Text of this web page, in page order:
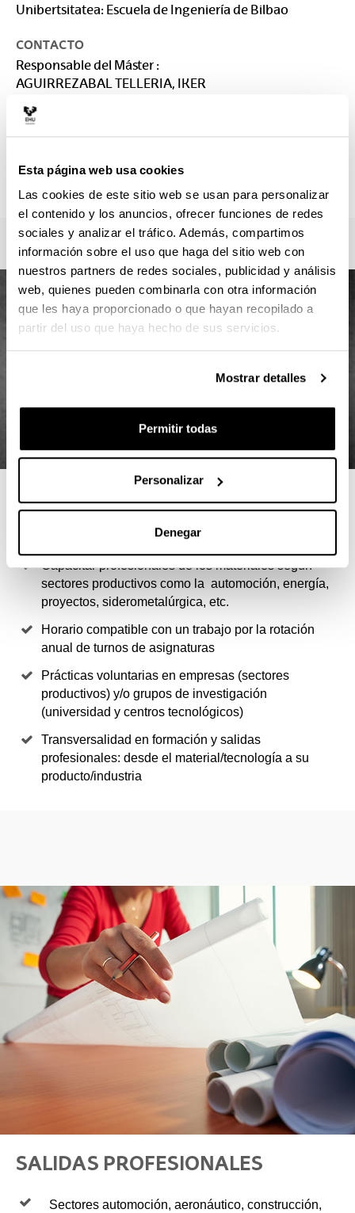
Esta página web usa cookies
Las cookies de este sitio web se usan para personalizar
el contenido y los anuncios, ofrecer funciones de redes
sociales y analizar el tráfico. Además, compartimos
información sobre el uso que haga del sitio web con
nuestros partners de redes sociales, publicidad y análisis
web, quienes pueden combinarla con otra información
que les haya proporcionado o que hayan recopilado a
partir del uso que haya hecho de sus servicios.
Mostrar detalles
Permitir todas
Personalizar
Denegar
Unibertsitatea: Escuela de Ingeniería de Bilbao
CONTACTO
Responsable del Máster :
AGUIRREZABAL TELLERIA, IKER
Secretaría :
postgrados.eib@ehu.eus
4 RAZONES PARA ELEGIR ESTE
Capacitar profesionales de los materiales según
sectores productivos como la automoción, energía,
proyectos, siderometalúrgica, etc.
Horario compatible con un trabajo por la rotación
anual de turnos de asignaturas
Prácticas voluntarias en empresas (sectores
productivos) y/o grupos de investigación
(universidad y centros tecnológicos)
Transversalidad en formación y salidas
profesionales: desde el material/tecnología a su
producto/industria
SALIDAS PROFESIONALES
Sectores automoción, aeronáutico, construcción,